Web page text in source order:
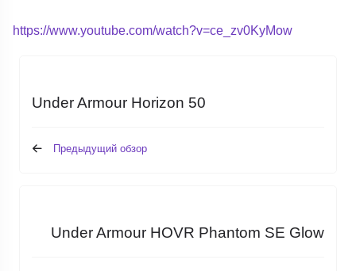
https://www.youtube.com/watch?v=ce_zv0KyMow
Under Armour Horizon 50
Предыдущий обзор
Under Armour HOVR Phantom SE Glow